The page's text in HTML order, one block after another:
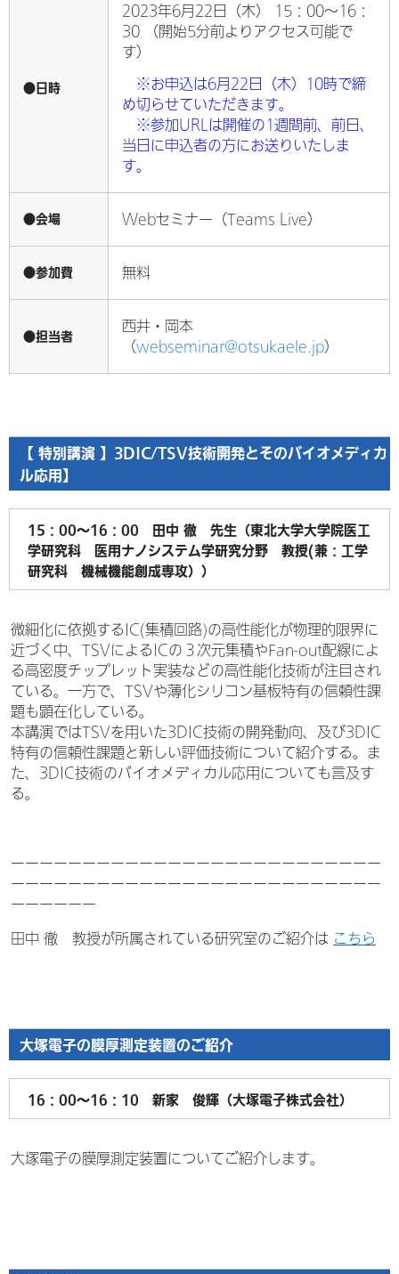
●日時
2023年6月22日（木） 15：00～16：
30 （開始5分前よりアクセス可能で
す）
※お申込は6月22日（木）10時で締
め切らせていただきます。
※参加URLは開催の1週間前、前日、
当日に申込者の方にお送りいたしま
す。
●会場 Webセミナー（Teams Live）
●参加費 無料
●担当者
西井・岡本
（webseminar@otsukaele.jp）
【 特別講演 】3DIC/TSV技術開発とそのバイオメディカ
ル応用】
15：00～16：00 田中 徹 先生（東北大学大学院医工
学研究科 医用ナノシステム学研究分野 教授(兼：工学
研究科 機械機能創成専攻））
微細化に依拠するIC(集積回路)の高性能化が物理的限界に
近づく中、TSVによるICの３次元集積やFan-out配線によ
る高密度チップレット実装などの高性能化技術が注目され
ている。一方で、TSVや薄化シリコン基板特有の信頼性課
題も顕在化している。
本講演ではTSVを用いた3DIC技術の開発動向、及び3DIC
特有の信頼性課題と新しい評価技術について紹介する。ま
た、3DIC技術のバイオメディカル応用についても言及す
る。
ーーーーーーーーーーーーーーーーーーーーーーーーーー
ーーーーーーーーーーーーーーーーーーーーーーーーーー
ーーーーーー
田中 徹 教授が所属されている研究室のご紹介は こちら
大塚電子の膜厚測定装置のご紹介
16：00～16：10 新家 俊輝（大塚電子株式会社）
大塚電子の膜厚測定装置についてご紹介します。